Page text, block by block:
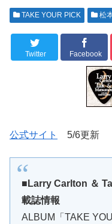
TAKE YOUR PICK 松
Twitter Facebook
公式サイト 5/6更新
■Larry Carlton ＆
載誌情報
ALBUM「TAKE